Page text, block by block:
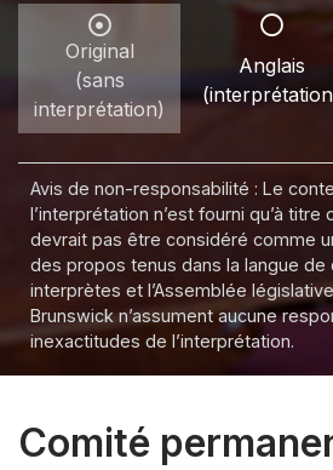
Original
(sans
interprétation)
Anglais
Avis de non-responsabilité : Le
l’interprétation n’est fourni qu’à titre
devrait pas être considéré comme
des propos tenus dans la langue de
interprètes et l’Assemblée
Brunswick n’assument aucune
inexactitudes de l’interprétation.
Comité